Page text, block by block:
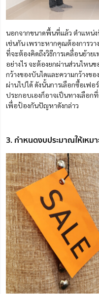
นอกจากขนาดพื้นที่แล้ว ตำแหน่ง
เช่นกัน เพราะหากคุณต้องการว
ที่จะต้องคิดถึงวิธีการเคลื่อนย้าย
อย่างไร จะต้องยกผ่านส่วนไหน
กว้างของบันไดและความกว้างข
ผ่านไปได้ ดังนั้นการเลือกซื้อเฟ
ประกอบเองก็อาจเป็นทางเลือ
เพื่อป้องกันปัญหาดังกล่าว
3. กำหนดงบประมาณให้เหม